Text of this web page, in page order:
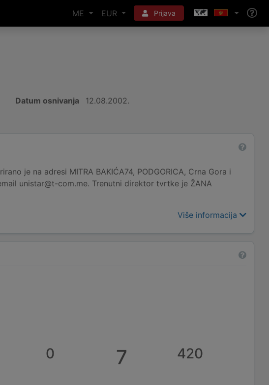
ME EUR Prijava
Datum osnivanja 12.08.2002.
je na adresi MITRA BAKIĆA74, PODGORICA, Crna Gora i
unistar@t-com.me. Trenutni direktor tvrtke je ŽANA
Više informacija
0 7 420